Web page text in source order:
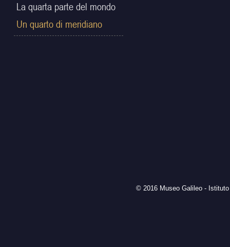
La quarta parte del mondo
Un quarto di meridiano
© 2016 Museo Galileo - Istituto